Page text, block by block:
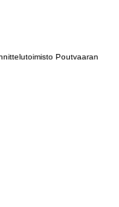
Poutvaaran